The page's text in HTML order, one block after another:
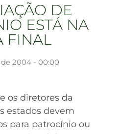
DE
ESTÁ NA
FINAL
2004 - 00:00
os diretores da
estados devem
para patrocínio ou